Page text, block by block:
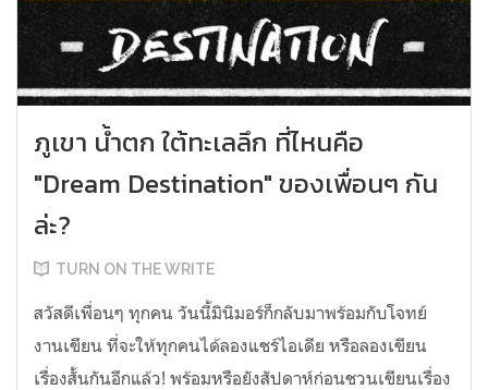
ภูเขา น้ำตก ใต้ทะเลลึก ที่ไหนคือ
"Dream Destination" ของเพื่อนๆ กัน
ล่ะ?
TURN ON THE WRITE
สวัสดีเพื่อนๆ ทุกคน วันนี้มินิมอร์ก็กลับมาพร้อมกับโจทย์
งานเขียน ที่จะให้ทุกคนได้ลองแชร์ไอเดีย หรือลองเขียน
เรื่องสั้นกันอีกแล้ว! พร้อมหรือยังสัปดาห์ก่อนชวนเขียนเรื่อง